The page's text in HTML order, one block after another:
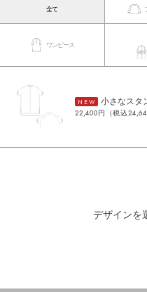
デザインを
全て
ワンピース
NEW 小さなスタ
22,400円（税込